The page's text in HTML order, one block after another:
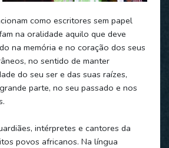
como escritores sem papel
na oralidade aquilo que deve
na memória e no coração dos seus
no sentido de manter
do seu ser e das suas raízes,
parte, no seu passado e nos
intérpretes e cantores da
povos africanos. Na língua